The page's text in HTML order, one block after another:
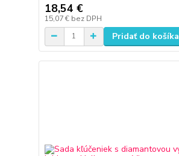
18,54 €
15,07 € bez DPH
Pridať do košíka